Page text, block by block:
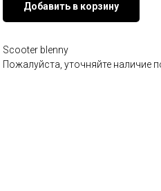
Добавить в корзину
Scooter blenny
Пожалуйста, уточняйте наличие